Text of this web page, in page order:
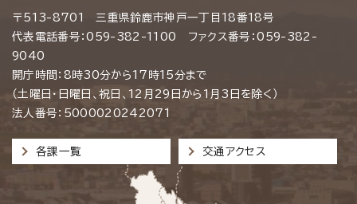
〒513-8701 三重県鈴鹿市神戸一丁目18番18号
代表電話番号：059-382-1100 ファクス番号：059-382-
9040
開庁時間：8時30分から17時15分まで
（土曜日・日曜日、祝日、12月29日から1月3日を除く）
法人番号：5000020242071
各課一覧 交通アクセス